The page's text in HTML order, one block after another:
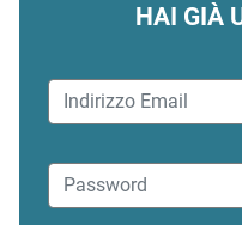
HAI GIÀ